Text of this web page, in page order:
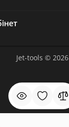
Jet-tools © 2026